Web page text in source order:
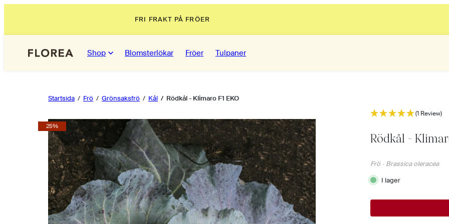
innehåll
FRI FRAKT PÅ FRÖER
Shop Blomsterlökar Fröer Tulpaner
Startsida Frö Grönsaksfrö Kål Rödkål - Klimaro F1 EKO
25%
Produktbild
öppna
modal
(1 Review)
Rödkål -
Frö · Brassica oleracea
I lager